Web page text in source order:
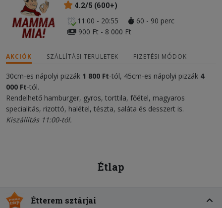
4.2/5 (600+)
11:00 - 20:55
60 - 90 perc
900 Ft - 8 000 Ft
AKCIÓK SZÁLLÍTÁSI TERÜLETEK FIZETÉSI MÓDOK
30cm-es nápolyi pizzák 1 800 Ft-tól, 45cm-es nápolyi pizzák 4
000 Ft-tól.
Rendelhető hamburger, gyros, torttila, főétel, magyaros
specialitás, rizottó, halétel, tészta, saláta és desszert is.
Kiszállítás 11:00-tól.
Étlap
Étterem sztárjai